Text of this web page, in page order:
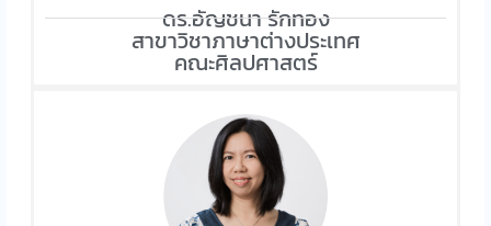
ดร.อัญชนา รักทอง
สาขาวิชาภาษาต่างประเทศ
คณะศิลปศาสตร์